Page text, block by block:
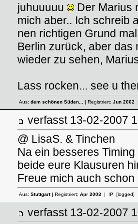
juhuuuuu
Der Marius
mich aber.. Ich schreib
nen richtigen Grund
Berlin zurück, aber das
wieder zu sehen,
Lass rocken... see u
Aus: dem schönen Süden... | Registriert: Jun 2002|
verfasst 13-02-
@ LisaS. & Tinchen
Na ein besseres
beide eure Klausuren
Freue mich auch
Aus: Stuttgart| Registriert: Apr 2003| IP: [logged]
verfasst 13-02-